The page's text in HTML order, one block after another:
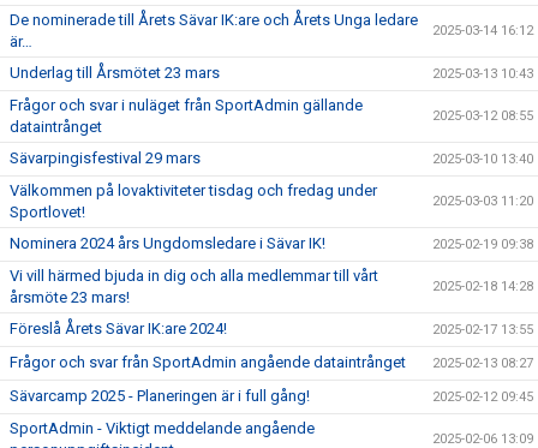
De nominerade till Årets Sävar IK:are och Årets Unga ledare
är…
2025-03-14 16:12
Underlag till Årsmötet 23 mars 2025-03-13 10:43
Frågor och svar i nuläget från SportAdmin gällande
dataintrånget
2025-03-12 08:55
Sävarpingisfestival 29 mars 2025-03-10 13:40
Välkommen på lovaktiviteter tisdag och fredag under
Sportlovet!
2025-03-03 11:20
Nominera 2024 års Ungdomsledare i Sävar IK! 2025-02-19 09:38
Vi vill härmed bjuda in dig och alla medlemmar till vårt
årsmöte 23 mars!
2025-02-18 14:28
Föreslå Årets Sävar IK:are 2024! 2025-02-17 13:55
Frågor och svar från SportAdmin angående dataintrånget 2025-02-13 08:27
Sävarcamp 2025 - Planeringen är i full gång! 2025-02-12 09:45
SportAdmin - Viktigt meddelande angående
2025-02-06 13:09